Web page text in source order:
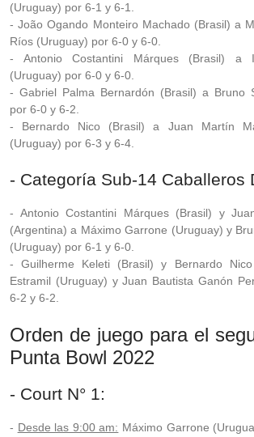
(Uruguay) por 6-1 y 6-1.
- João Ogando Monteiro Machado (Brasil) a
Ríos (Uruguay) por 6-0 y 6-0.
- Antonio Costantini Márques (Brasil) a
(Uruguay) por 6-0 y 6-0.
- Gabriel Palma Bernardón (Brasil) a Bruno
por 6-0 y 6-2.
- Bernardo Nico (Brasil) a Juan Martín
(Uruguay) por 6-3 y 6-4.
- Categoría Sub-14 Caballeros
- Antonio Costantini Márques (Brasil) y
(Argentina) a Máximo Garrone (Uruguay) y
(Uruguay) por 6-1 y 6-0.
- Guilherme Keleti (Brasil) y Bernardo
Estramil (Uruguay) y Juan Bautista Ganón
6-2 y 6-2.
Orden de juego para el
Punta Bowl 2022
- Court N° 1:
- Desde las 9:00 am: Máximo Garrone